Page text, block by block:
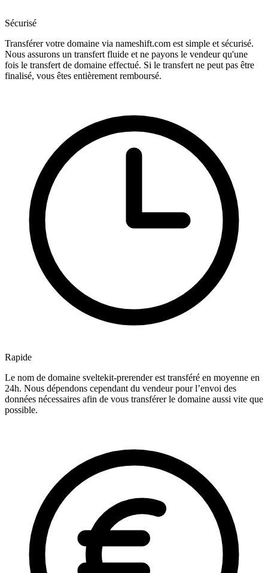
Sécurisé
Transférer votre domaine via nameshift.com est simple et sécurisé.
Nous assurons un transfert fluide et ne payons le vendeur qu'une
fois le transfert de domaine effectué. Si le transfert ne peut pas être
finalisé, vous êtes entièrement remboursé.
Rapide
Le nom de domaine sveltekit-prerender est transféré en moyenne en
24h. Nous dépendons cependant du vendeur pour l’envoi des
données nécessaires afin de vous transférer le domaine aussi vite que
possible.